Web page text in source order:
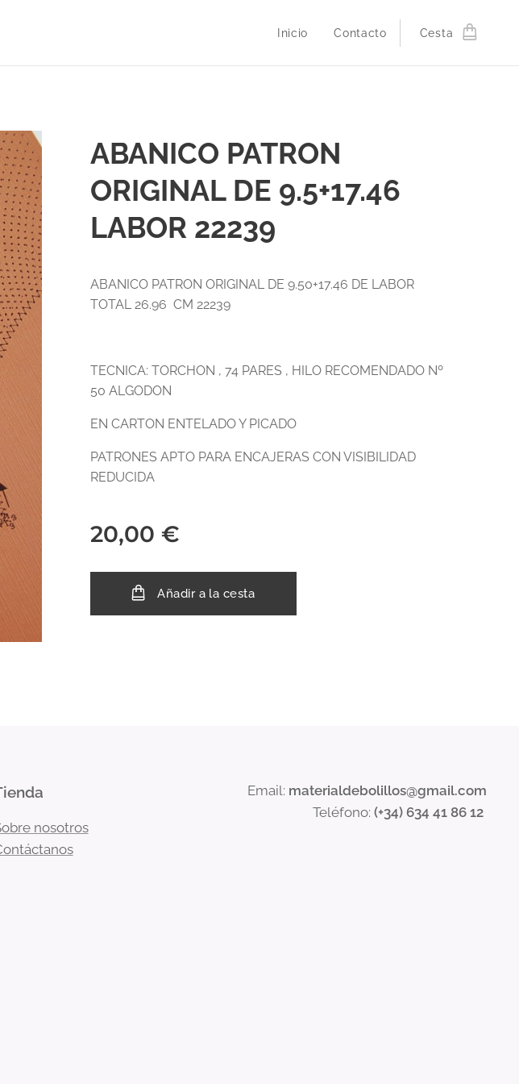
Inicio Contacto Cesta
ABANICO PATRON
ORIGINAL DE 9.5+17.46
LABOR 22239
ABANICO PATRON ORIGINAL DE 9.50+17.46 DE LABOR
TOTAL 26.96 CM 22239
TECNICA: TORCHON , 74 PARES , HILO RECOMENDADO Nº
50 ALGODON
EN CARTON ENTELADO Y PICADO
PATRONES APTO PARA ENCAJERAS CON VISIBILIDAD
REDUCIDA
20,00 €
Añadir a la cesta
nosotros
Email: materialdebolillos@gmail.com
Teléfono: (+34) 634 41 86 12